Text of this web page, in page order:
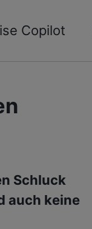
Copilot
Schluck
auch keine